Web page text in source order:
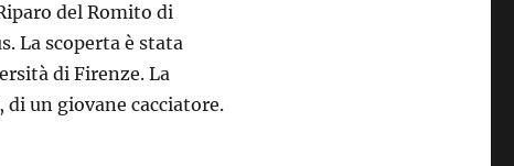
del Romito di
La scoperta è stata
di Firenze. La
un giovane cacciatore.